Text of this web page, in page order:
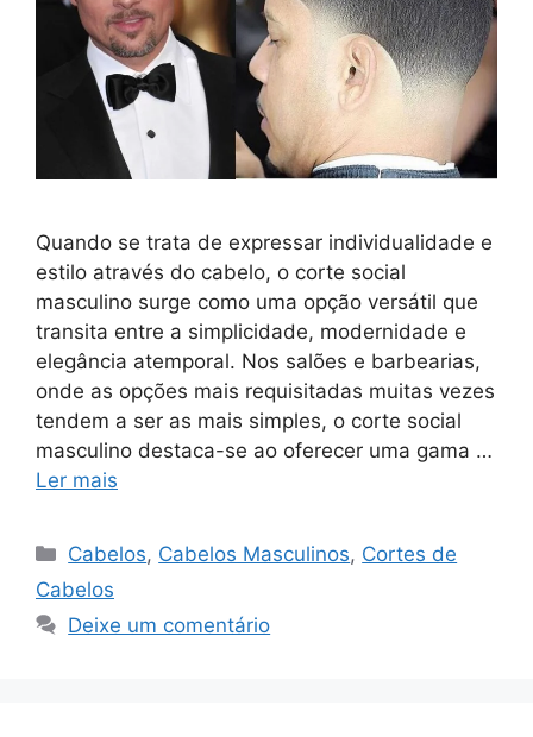
Quando se trata de expressar individualidade e
estilo através do cabelo, o corte social
masculino surge como uma opção versátil que
transita entre a simplicidade, modernidade e
elegância atemporal. Nos salões e barbearias,
onde as opções mais requisitadas muitas vezes
tendem a ser as mais simples, o corte social
masculino destaca-se ao oferecer uma gama …
Ler mais
Categorias
Cabelos, Cabelos Masculinos, Cortes de
Cabelos
Deixe um comentário